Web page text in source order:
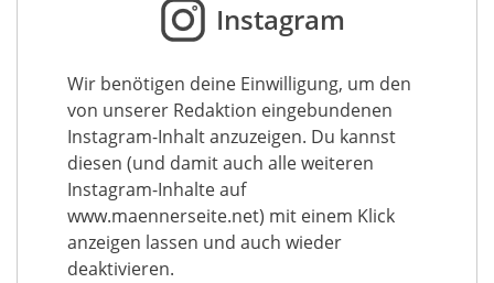
Instagram
Wir benötigen deine Einwilligung, um den
von unserer Redaktion eingebundenen
Instagram-Inhalt anzuzeigen. Du kannst
diesen (und damit auch alle weiteren
Instagram-Inhalte auf
www.maennerseite.net) mit einem Klick
anzeigen lassen und auch wieder
deaktivieren.